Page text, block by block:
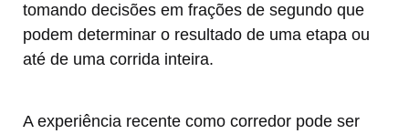
tomando decisões em frações de segundo que
podem determinar o resultado de uma etapa ou
até de uma corrida inteira.
A experiência recente como corredor pode ser